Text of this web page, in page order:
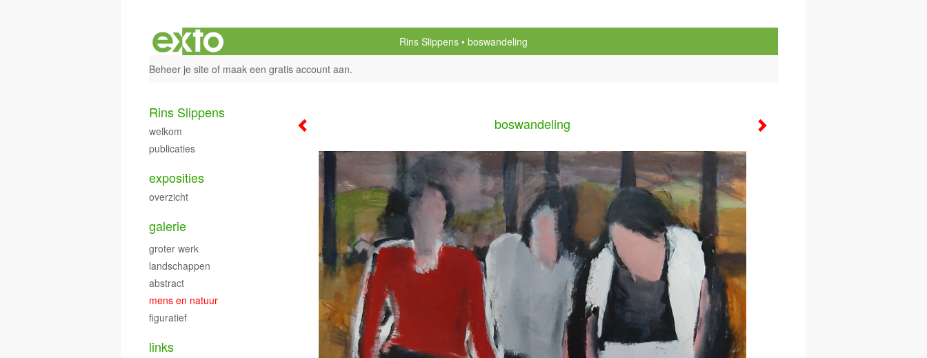
Rins Slippens
boswandeling
Beheer je site of maak een gratis account aan.
boswandeling
Rins Slippens
welkom
publicaties
exposities
overzicht
galerie
groter werk
landschappen
abstract
mens en natuur
figuratief
links